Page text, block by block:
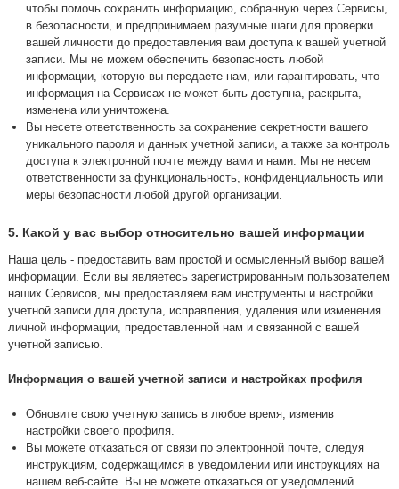
чтобы помочь сохранить информацию, собранную через Сервисы,
в безопасности, и предпринимаем разумные шаги для проверки
вашей личности до предоставления вам доступа к вашей учетной
записи. Мы не можем обеспечить безопасность любой
информации, которую вы передаете нам, или гарантировать, что
информация на Сервисах не может быть доступна, раскрыта,
изменена или уничтожена.
Вы несете ответственность за сохранение секретности вашего
уникального пароля и данных учетной записи, а также за контроль
доступа к электронной почте между вами и нами. Мы не несем
ответственности за функциональность, конфиденциальность или
меры безопасности любой другой организации.
5. Какой у вас выбор относительно вашей информации
Наша цель - предоставить вам простой и осмысленный выбор вашей
информации. Если вы являетесь зарегистрированным пользователем
наших Сервисов, мы предоставляем вам инструменты и настройки
учетной записи для доступа, исправления, удаления или изменения
личной информации, предоставленной нам и связанной с вашей
учетной записью.
Информация о вашей учетной записи и настройках профиля
Обновите свою учетную запись в любое время, изменив
настройки своего профиля.
Вы можете отказаться от связи по электронной почте, следуя
инструкциям, содержащимся в уведомлении или инструкциях на
нашем веб-сайте. Вы не можете отказаться от уведомлений